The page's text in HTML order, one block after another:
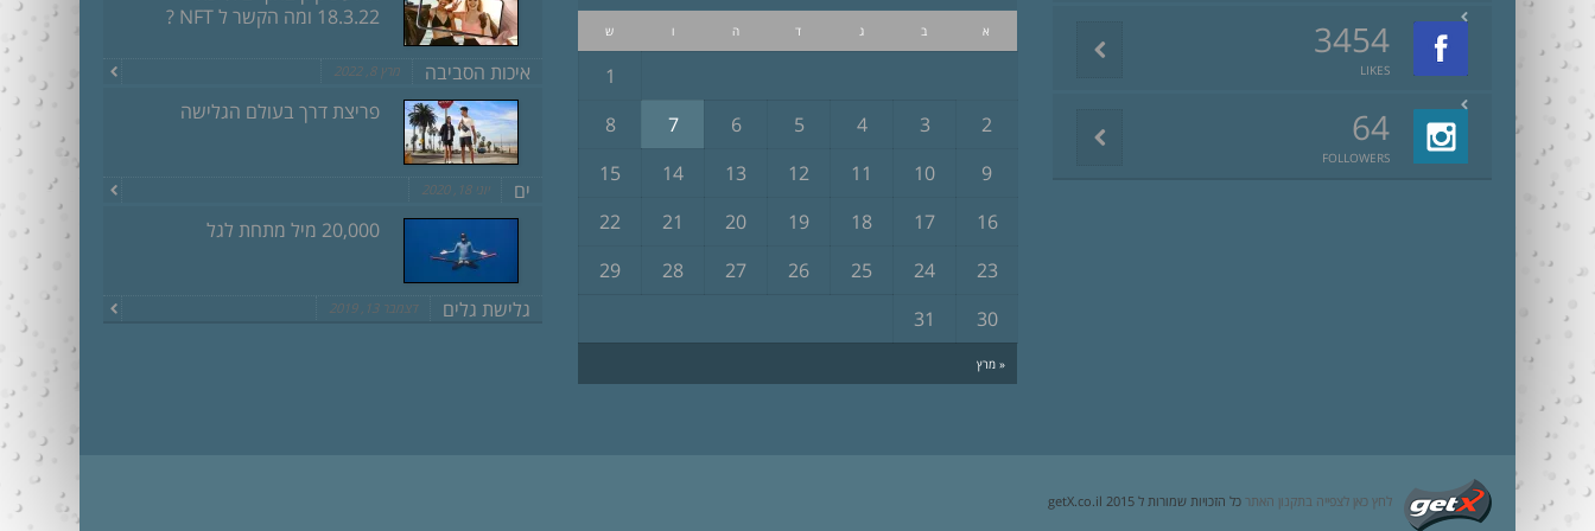
3454
LIKES
64
FOLLOWERS
א ב ג ד ה ו ש
« מרץ
1
2
3
4
5
6
7
8
9
10
11
12
13
14
15
16
17
18
19
20
21
22
23
24
25
26
27
28
29
30
31
18.3.22 ומה הקשר ל NFT ?
איכות הסביבה מרץ 8, 2022
פריצת דרך בעולם הגלישה
ים יוני 18, 2020
20,000 מיל מתחת לגל
גלישת גלים דצמבר 13, 2019
לחץ כאן לצפייה בתקנון האתר כל הזכויות שמורות ל getX.co.il 2015